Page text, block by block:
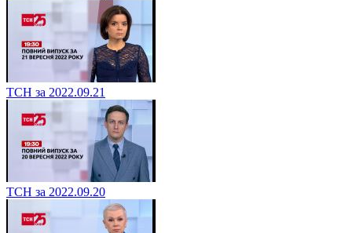
ТСН за 2022.09.21
ТСН за 2022.09.20